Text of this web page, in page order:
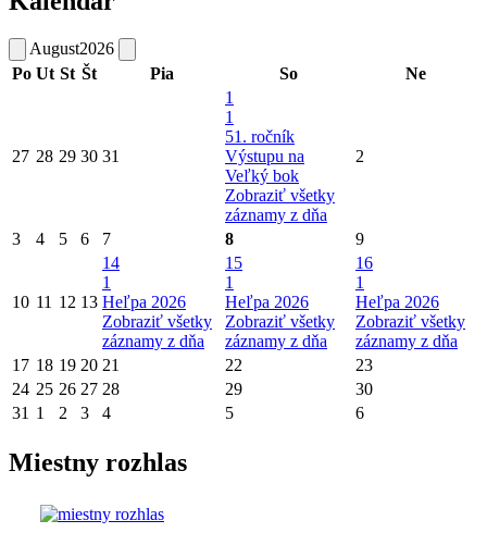
August2026
Po Ut St Št Pia So Ne
27 28 29 30 31
1
1
51. ročník
Výstupu na
Veľký bok
Zobraziť všetky
záznamy z dňa
2
3 4 5 6 7 8 9
10 11 12 13
14
1
Heľpa 2026
Zobraziť všetky
záznamy z dňa
15
1
Heľpa 2026
Zobraziť všetky
záznamy z dňa
16
1
Heľpa 2026
Zobraziť všetky
záznamy z dňa
17 18 19 20 21 22
23
24 25 26 27 28 29
30
31 1 2 3 4 5 6
Miestny rozhlas